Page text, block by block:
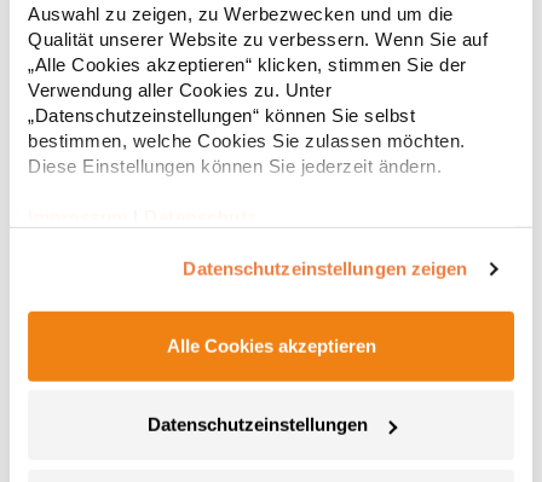
Auswahl zu zeigen, zu Werbezwecken und um die
Qualität unserer Website zu verbessern. Wenn Sie auf
„Alle Cookies akzeptieren“ klicken, stimmen Sie der
Verwendung aller Cookies zu. Unter
„Datenschutzeinstellungen“ können Sie selbst
bestimmen, welche Cookies Sie zulassen möchten.
Diese Einstellungen können Sie jederzeit ändern.
Datenschutzeinstellungen zeigen
Alle Cookies akzeptieren
Datenschutzeinstellungen
BaumwolleAngaben zur Produktsicherheit: Herst.-Nr.:
WM431Hersteller: Beechfield Brands Europe B.V.
Posthoornstraat 17 3011WD Rotterdam Niederlande E-Mail:
marketing@beechfield.com
2,90 € *
* Preise inkl. gesetzlicher Mwst. +Versandkosten *
mit Vordertasche